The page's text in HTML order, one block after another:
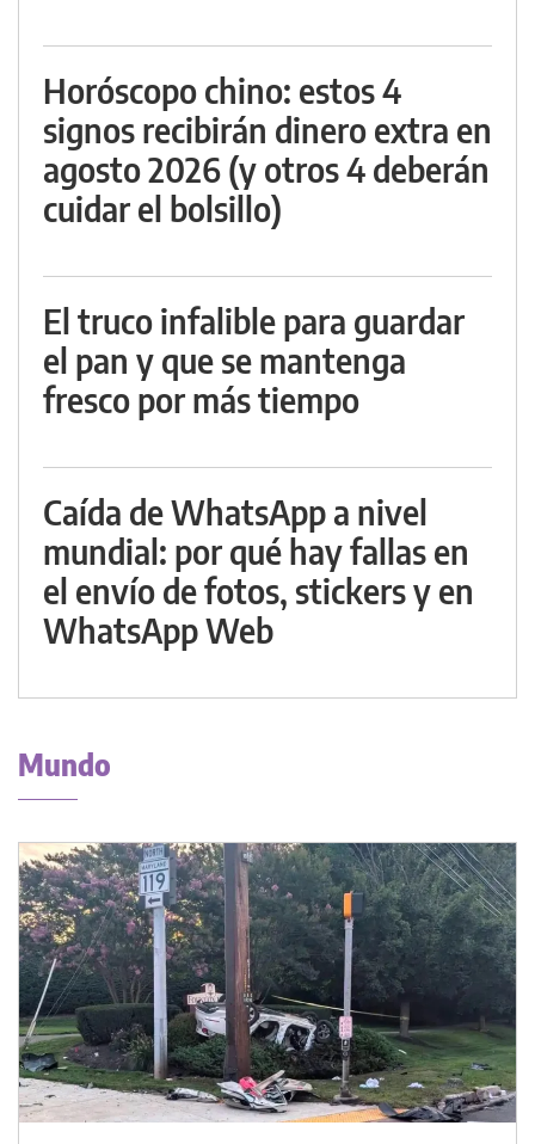
Horóscopo chino: estos 4
signos recibirán dinero extra en
agosto 2026 (y otros 4 deberán
cuidar el bolsillo)
El truco infalible para guardar
el pan y que se mantenga
fresco por más tiempo
Caída de WhatsApp a nivel
mundial: por qué hay fallas en
el envío de fotos, stickers y en
WhatsApp Web
Mundo